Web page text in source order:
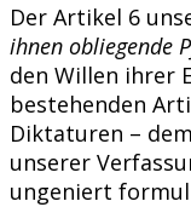
Der Artikel 6
ihnen obliegende
den Willen ihrer
bestehenden
Diktaturen –
unserer
ungeniert